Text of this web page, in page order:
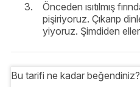
Önceden ısıtılmış
pişiriyoruz. Çıkarıp
yiyoruz. Şimdiden
Bu tarifi ne kadar beğendiniz?